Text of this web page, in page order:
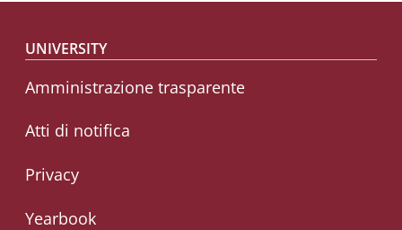
Footer menu
UNIVERSITY
Amministrazione trasparente
Atti di notifica
Privacy
Yearbook